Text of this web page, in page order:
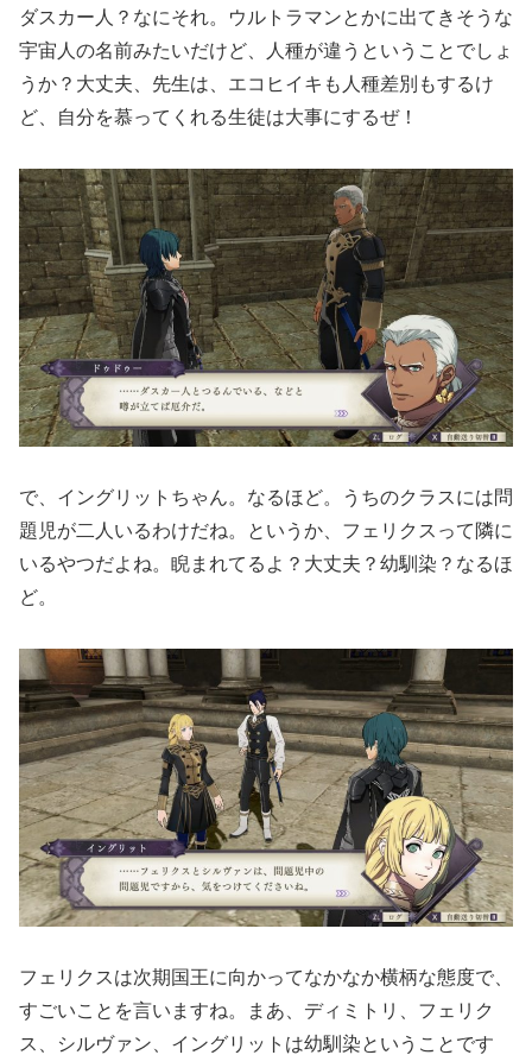
ダスカー人？なにそれ。ウルトラマンとかに出てきそうな
宇宙人の名前みたいだけど、人種が違うということでしょ
うか？大丈夫、先生は、エコヒイキも人種差別もするけ
ど、自分を慕ってくれる生徒は大事にするぜ！
で、イングリットちゃん。なるほど。うちのクラスには問
題児が二人いるわけだね。というか、フェリクスって隣に
いるやつだよね。睨まれてるよ？大丈夫？幼馴染？なるほ
ど。
フェリクスは次期国王に向かってなかなか横柄な態度で、
すごいことを言いますね。まあ、ディミトリ、フェリク
ス、シルヴァン、イングリットは幼馴染ということです